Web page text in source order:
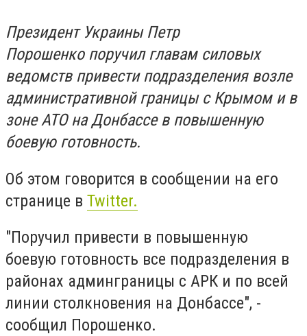
Президент Украины Петр
Порошенко поручил главам силовых
ведомств привести подразделения возле
административной границы с Крымом и в
зоне АТО на Донбассе в повышенную
боевую готовность.
Об этом говорится в сообщении на его
странице в Twitter.
"Поручил привести в повышенную
боевую готовность все подразделения в
районах админграницы с АРК и по всей
линии столкновения на Донбассе", -
сообщил Порошенко.